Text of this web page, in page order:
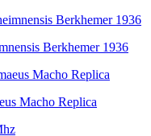
Berkhemer 1936
Macho Replica